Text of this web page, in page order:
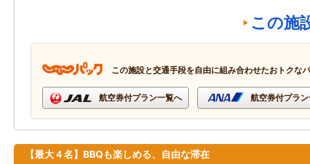
この施
この施設と交通手段を自由に組み合わせたおトクな
航空券付プラン一覧へ 航空券付プラ
【最大４名】BBQも楽しめる、自由な滞在